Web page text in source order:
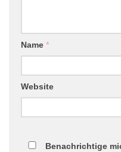
Name *
Website
Benachrichtige